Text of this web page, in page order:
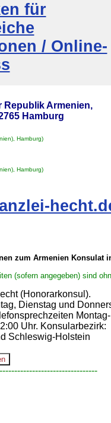
für
/ Online-
Republik Armenien,
Hamburg
Hamburg)
Hamburg)
zum Armenien Konsulat
(sofern angegeben) sind
(Honorarkonsul).
Dienstag und
Montag-
Uhr. Konsularbezirk:
Schleswig-Holstein